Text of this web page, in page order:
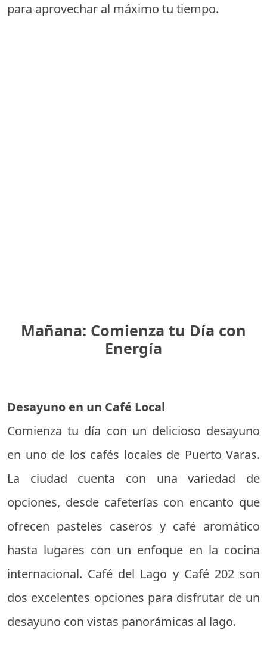
para aprovechar al máximo tu tiempo.
Mañana: Comienza tu Día con
Energía
Desayuno en un Café Local
Comienza tu día con un delicioso desayuno
en uno de los cafés locales de Puerto Varas.
La ciudad cuenta con una variedad de
opciones, desde cafeterías con encanto que
ofrecen pasteles caseros y café aromático
hasta lugares con un enfoque en la cocina
internacional. Café del Lago y Café 202 son
dos excelentes opciones para disfrutar de un
desayuno con vistas panorámicas al lago.